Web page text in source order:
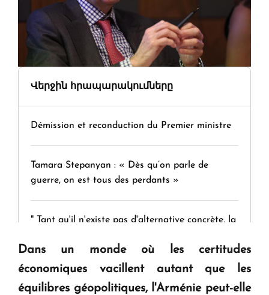
Վերջին հրապարակումները
Démission et reconduction du Premier ministre
Tamara Stepanyan : « Dès qu’on parle de
guerre, on est tous des perdants »
" Tant qu'il n'existe pas d'alternative concrète, la
KASA : 30 ans d'audace, de résilience et d'avenir
en Arménie
Dans un monde où les certitudes
économiques vacillent autant que les
équilibres géopolitiques, l'Arménie peut-elle